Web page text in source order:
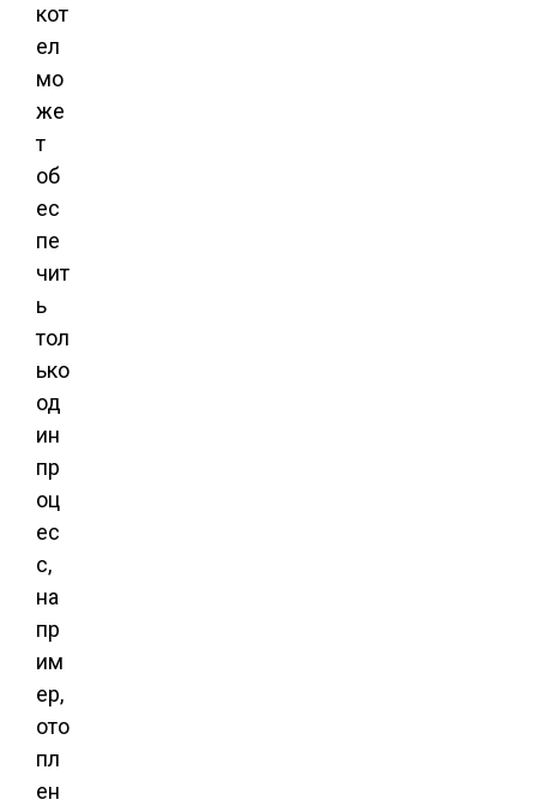
кот
ел
мо
же
т
об
ес
пе
чит
ь
тол
ько
од
ин
пр
оц
ес
с,
на
пр
им
ер,
ото
пл
ен